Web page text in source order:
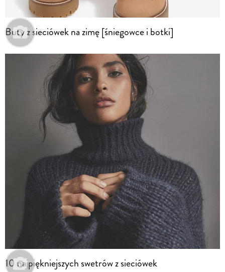
Buty z sieciówek na zimę [śniegowce i botki]
10 najpiękniejszych swetrów z sieciówek